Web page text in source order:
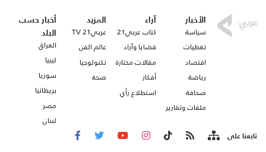
الأخبار
سياسة
تغطيات
اقتصاد
رياضة
صحافة
ملفات وتقارير
آراء
كتاب عربي21
قضايا وآراء
مقالات مختارة
أفكار
استطلاع رأي
المزيد
عربي21 TV
عالم الفن
تكنولوجيا
صحة
أخبار حسب
البلد
العراق
ليبيا
سوريا
بريطانيا
مصر
لبنان
تابعنا على